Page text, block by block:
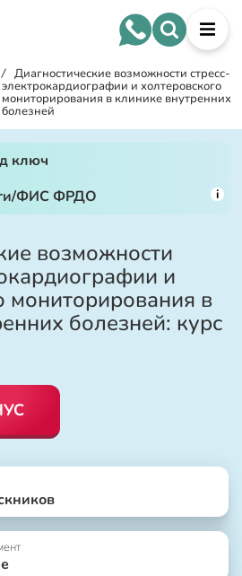
/ Диагностические возможности стресс-
электрокардиографии и холтеровского
мониторирования в клинике внутренних
болезней
ключ
ФИС ФРДО
i
возможности
и
мониторирования в
болезней: курс